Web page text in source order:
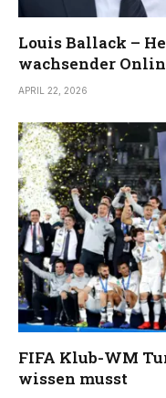
Louis Ballack –
wachsender
APRIL 22, 2026
FIFA Klub-WM
wissen musst